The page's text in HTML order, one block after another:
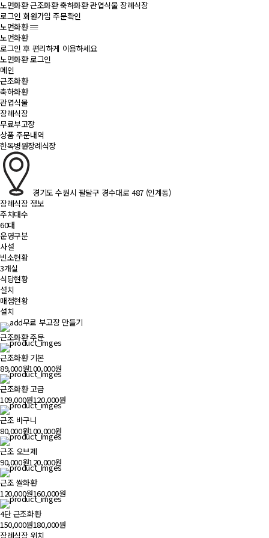
노먼화환근조화환축하화환관엽식물 장례식장
로그인 회원가입 주문확인
노먼화환
노먼화환
로그인 후 편리하게 이용하세요
노먼화환 로그인
메인
근조화환
축하화환
관엽식물
장례식장
무료부고장
상품 주문내역
한독병원장례식장
경기도 수원시 팔달구 경수대로 487 (인계동)
장례식장 정보
주차대수
60대
운영구분
사설
빈소현황
3개실
식당현황
설치
매점현황
설치
무료 부고장 만들기
근조화환 주문
근조화환 기본
89,000원100,000원
근조화환 고급
109,000원120,000원
근조 바구니
80,000원100,000원
근조 오브제
90,000원120,000원
근조 쌀화환
120,000원160,000원
4단 근조화환
150,000원180,000원
장례식장 위치500m